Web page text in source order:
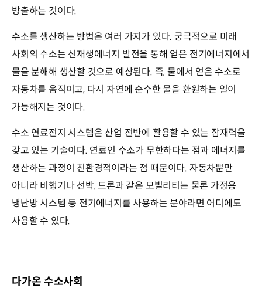
방출하는 것이다.
수소를 생산하는 방법은 여러 가지가 있다. 궁극적으로 미래
사회의 수소는 신재생에너지 발전을 통해 얻은 전기에너지에서
물을 분해해 생산할 것으로 예상된다. 즉, 물에서 얻은 수소로
자동차를 움직이고, 다시 자연에 순수한 물을 환원하는 일이
가능해지는 것이다.
수소 연료전지 시스템은 산업 전반에 활용할 수 있는 잠재력을
갖고 있는 기술이다. 연료인 수소가 무한하다는 점과 에너지를
생산하는 과정이 친환경적이라는 점 때문이다. 자동차뿐만
아니라 비행기나 선박, 드론과 같은 모빌리티는 물론 가정용
냉난방 시스템 등 전기에너지를 사용하는 분야라면 어디에도
사용할 수 있다.
다가온 수소사회